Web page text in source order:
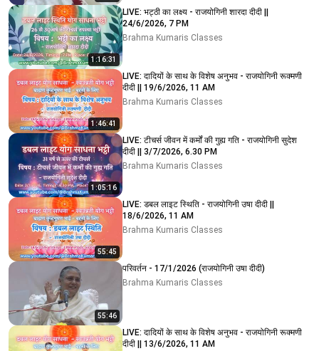
1:16:31
LIVE: भट्ठी का लक्ष्य - राजयोगिनी शारदा दीदी ||
24/6/2026, 7 PM
Brahma Kumaris Classes
1:46:41
LIVE: दादियों के साथ के विशेष अनुभव - राजयोगिनी रूक्मणी
दीदी || 19/6/2026, 11 AM
Brahma Kumaris Classes
1:05:16
LIVE: टीचर्स जीवन में कर्मों की गुह्य गति - राजयोगिनी सुदेश
दीदी || 3/7/2026, 6.30 PM
Brahma Kumaris Classes
55:45
LIVE: डबल लाइट स्थिति - राजयोगिनी उषा दीदी ||
18/6/2026, 11 AM
Brahma Kumaris Classes
55:46
परिवर्तन - 17/1/2026 (राजयोगिनी उषा दीदी)
Brahma Kumaris Classes
LIVE: दादियों के साथ के विशेष अनुभव - राजयोगिनी रूक्मणी
दीदी || 13/6/2026, 11 AM